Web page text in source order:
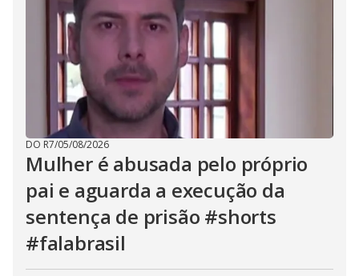
DO R7/05/08/2026
Mulher é abusada pelo próprio
pai e aguarda a execução da
sentença de prisão #shorts
#falabrasil